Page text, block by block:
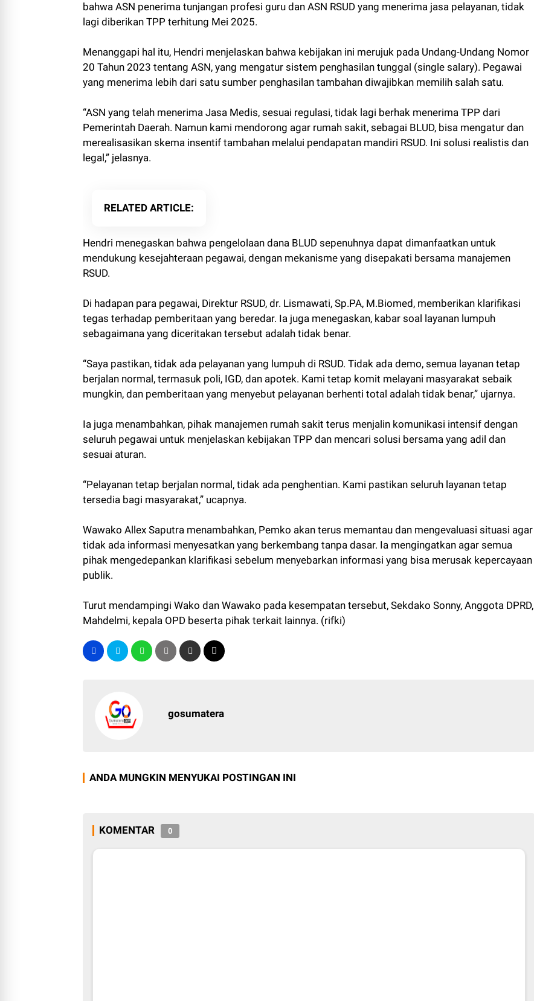
bahwa ASN penerima tunjangan profesi guru dan ASN RSUD yang menerima jasa pelayanan, tidak
lagi diberikan TPP terhitung Mei 2025.
Menanggapi hal itu, Hendri menjelaskan bahwa kebijakan ini merujuk pada Undang-Undang Nomor
20 Tahun 2023 tentang ASN, yang mengatur sistem penghasilan tunggal (single salary). Pegawai
yang menerima lebih dari satu sumber penghasilan tambahan diwajibkan memilih salah satu.
“ASN yang telah menerima Jasa Medis, sesuai regulasi, tidak lagi berhak menerima TPP dari
Pemerintah Daerah. Namun kami mendorong agar rumah sakit, sebagai BLUD, bisa mengatur dan
merealisasikan skema insentif tambahan melalui pendapatan mandiri RSUD. Ini solusi realistis dan
legal,” jelasnya.
RELATED ARTICLE
Hendri menegaskan bahwa pengelolaan dana BLUD sepenuhnya dapat dimanfaatkan untuk
mendukung kesejahteraan pegawai, dengan mekanisme yang disepakati bersama manajemen
RSUD.
Di hadapan para pegawai, Direktur RSUD, dr. Lismawati, Sp.PA, M.Biomed, memberikan klarifikasi
tegas terhadap pemberitaan yang beredar. Ia juga menegaskan, kabar soal layanan lumpuh
sebagaimana yang diceritakan tersebut adalah tidak benar.
“Saya pastikan, tidak ada pelayanan yang lumpuh di RSUD. Tidak ada demo, semua layanan tetap
berjalan normal, termasuk poli, IGD, dan apotek. Kami tetap komit melayani masyarakat sebaik
mungkin, dan pemberitaan yang menyebut pelayanan berhenti total adalah tidak benar,” ujarnya.
Ia juga menambahkan, pihak manajemen rumah sakit terus menjalin komunikasi intensif dengan
seluruh pegawai untuk menjelaskan kebijakan TPP dan mencari solusi bersama yang adil dan
sesuai aturan.
“Pelayanan tetap berjalan normal, tidak ada penghentian. Kami pastikan seluruh layanan tetap
tersedia bagi masyarakat,” ucapnya.
Wawako Allex Saputra menambahkan, Pemko akan terus memantau dan mengevaluasi situasi agar
tidak ada informasi menyesatkan yang berkembang tanpa dasar. Ia mengingatkan agar semua
pihak mengedepankan klarifikasi sebelum menyebarkan informasi yang bisa merusak kepercayaan
publik.
Turut mendampingi Wako dan Wawako pada kesempatan tersebut, Sekdako Sonny, Anggota DPRD,
Mahdelmi, kepala OPD beserta pihak terkait lainnya. (rifki)
gosumatera
ANDA MUNGKIN MENYUKAI POSTINGAN INI
KOMENTAR 0